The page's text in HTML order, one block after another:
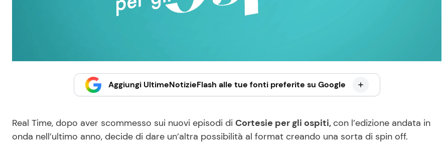
Aggiungi UltimeNotizieFlash alle tue fonti preferite su Google
Real Time, dopo aver scommesso sui nuovi episodi di Cortesie per gli ospiti, con l’edizione andata in
onda nell’ultimo anno, decide di dare un’altra possibilità al format creando una sorta di spin off.